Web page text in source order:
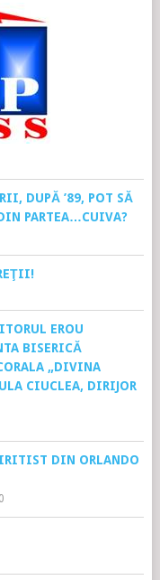
DUPĂ ’89, POT SĂ
PARTEA…CUIVA?
EROU
BISERICĂ
„DIVINA
CIUCLEA, DIRIJOR
DIN ORLANDO